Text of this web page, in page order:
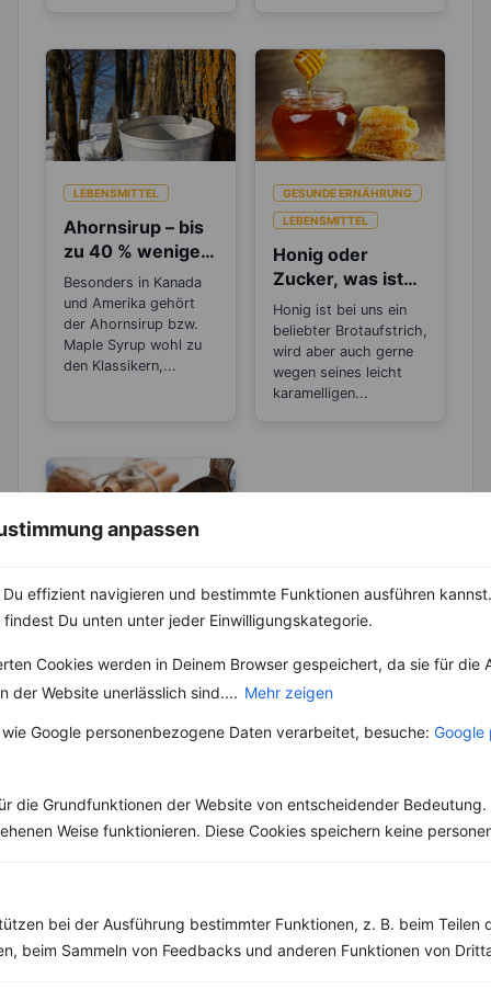
anpassen
effizient navigieren und bestimmte Funktionen ausführen
Du unten unter jeder Einwilligungskategorie.
Cookies werden in Deinem Browser gespeichert, da sie für die
der Website unerlässlich sind.... Mehr zeigen
Google personenbezogene Daten verarbeitet, besuche: Google
die Grundfunktionen der Website von entscheidender Bedeutung.
Weise funktionieren. Diese Cookies speichern keine
bei der Ausführung bestimmter Funktionen, z. B. beim Teilen
beim Sammeln von Feedbacks und anderen Funktionen von
LEBENSMITTEL
Ahornsirup – bis
zu 40 % weniger
Kalorien als
Zucker
Besonders in Kanada
und Amerika gehört
der Ahornsirup bzw.
Maple Syrup wohl zu
den Klassikern,...
GESUNDE ERNÄHRUNG
LEBENSMITTEL
Honig oder
Zucker, was ist
gesünder?
Honig ist bei uns ein
beliebter Brotaufstrich,
wird aber auch gerne
wegen seines leicht
karamelligen...
KRÄUTER & GEWÜRZE
Zimt – Wirkt bei
Entzündungen
und Rheuma
Die Herkunft des
Lanka. Heute ist der
Weitere Vegetarische Rezepte